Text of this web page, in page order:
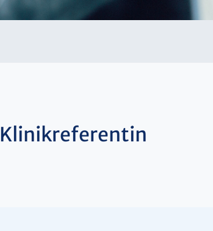
Klinikreferentin